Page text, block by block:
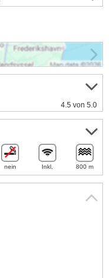
4.5 von 5.0
nein Inkl. 800 m